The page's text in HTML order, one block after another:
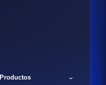
Productos